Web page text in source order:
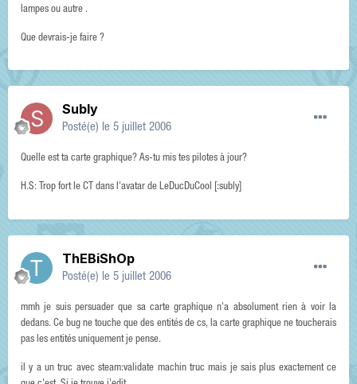
lampes ou autre .
Que devrais-je faire ?
Subly
Posté(e) le 5 juillet 2006
Quelle est ta carte graphique? As-tu mis tes pilotes à jour?
H.S: Trop fort le CT dans l'avatar de LeDucDuCool [:subly]
ThEBiShOp
Posté(e) le 5 juillet 2006
mmh je suis persuader que sa carte graphique n'a absolument rien à voir la
dedans. Ce bug ne touche que des entités de cs, la carte graphique ne toucherais
pas les entités uniquement je pense.
il y a un truc avec steam:validate machin truc mais je sais plus exactement ce